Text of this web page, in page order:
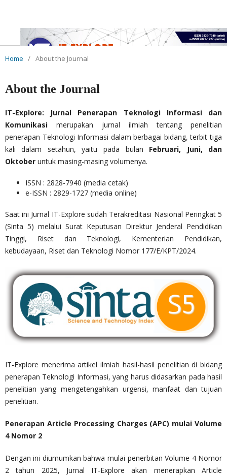
Home / About the Journal
About the Journal
IT-Explore: Jurnal Penerapan Teknologi Informasi dan
Komunikasimerupakan jurnal ilmiah tentang penelitian
penerapan Teknologi Informasi dalam berbagai bidang, terbit tiga
kali dalam setahun, yaitu pada bulan Februari, Juni, dan
Oktoberuntuk masing-masing volumenya.
ISSN : 2828-7940 (media cetak)
e-ISSN : 2829-1727 (media online)
Saat ini Jurnal IT-Explore sudah Terakreditasi Nasional Peringkat 5
(Sinta 5) melalui Surat Keputusan Direktur Jenderal Pendidikan
Tinggi, Riset dan Teknologi, Kementerian Pendidikan,
kebudayaan, Riset dan Teknologi Nomor 177/E/KPT/2024.
IT-Explore menerima artikel ilmiah hasil-hasil penelitian di bidang
penerapan Teknologi Informasi, yang harus didasarkan pada hasil
penelitian yang mengetengahkan urgensi, manfaat dan tujuan
penelitian.
Penerapan Article Processing Charges (APC) mulai Volume
4 Nomor 2
Dengan ini diumumkan bahwa mulai penerbitan Volume 4 Nomor
2 tahun 2025, Jurnal IT-Explore akan menerapkan Article